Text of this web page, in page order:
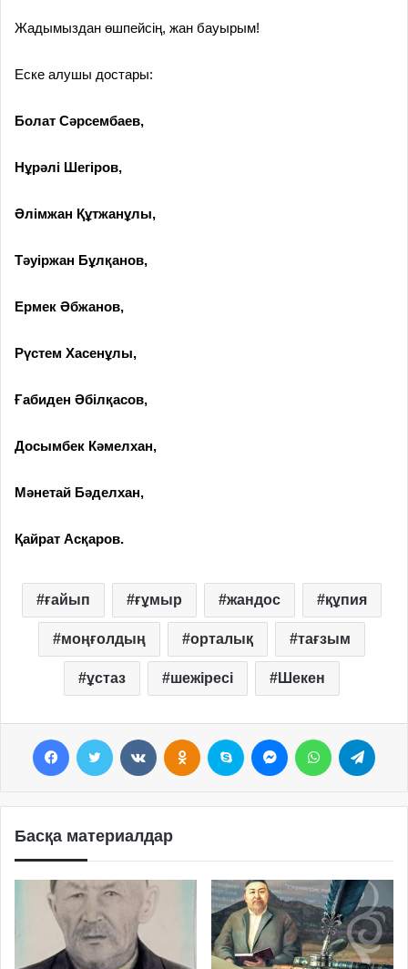
Жадымыздан өшпейсің, жан бауырым!
Еске алушы достары:
Болат Сәрсембаев,
Нұрәлі Шегіров,
Әлімжан Құтжанұлы,
Тәуіржан Бұлқанов,
Ермек Әбжанов,
Рүстем Хасенұлы,
Ғабиден Әбілқасов,
Досымбек Кәмелхан,
Мәнетай Бәделхан,
Қайрат Асқаров.
ғайып ғұмыр жандос құпия
моңғолдың орталық тағзым
ұстаз шежіресі Шекен
Басқа материалдар